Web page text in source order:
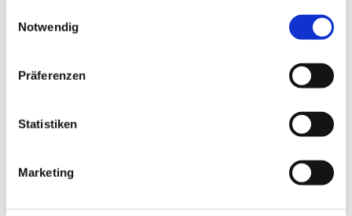
Notwendig
Präferenzen
Statistiken
Marketing